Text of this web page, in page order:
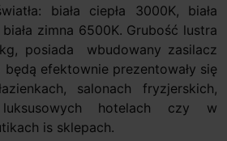
biała ciepła 3000K, biała
zimna 6500K. Grubość lustra
posiada wbudowany zasilacz
będą efektownie prezentowały się
salonach fryzjerskich,
hotelach czy w
is sklepach.